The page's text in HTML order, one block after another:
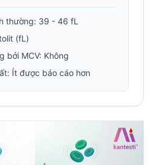
thường: 39 - 46 fL
(fL)
bởi MCV: Không
Ít được báo cáo hơn